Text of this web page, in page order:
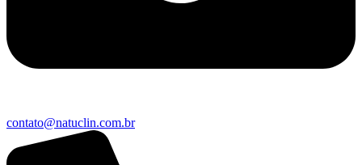
contato@natuclin.com.br